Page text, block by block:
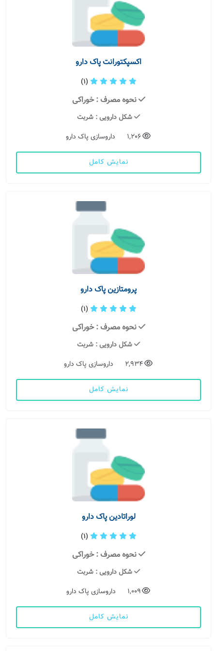
اکسپکتورانت پاک دارو
(1)
نحوه مصرف : خوراکی
شکل دارویی: شربت
1,206
داروسازی پاک دارو
نمایش کامل
پرومتازین پاک دارو
(1)
نحوه مصرف : خوراکی
شکل دارویی: شربت
2,934
داروسازی پاک دارو
نمایش کامل
لوراتادین پاک دارو
(1)
نحوه مصرف : خوراکی
شکل دارویی: شربت
1,009
داروسازی پاک دارو
نمایش کامل